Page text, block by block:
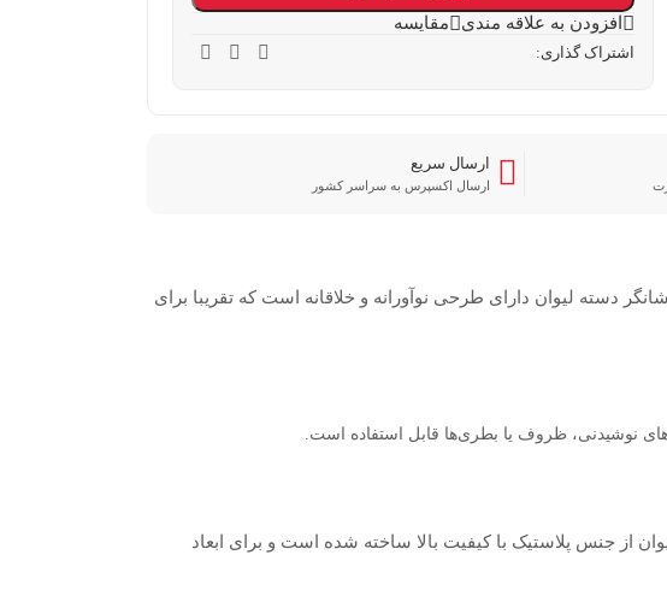
افزودن به علاقه مندی
مقایسه
اشتراک گذاری:
ارسال سریع
ارسال اکسپرس به سراسر کشور
دسته لیوان دارای طرحی نوآورانه و خلاقانه است که تقریبا برای
نوشیدنی‌، ظروف یا بطری‌ها قابل استفاده است.
از جنس پلاستیک با کیفیت بالا ساخته شده‌ است و برای ابعاد